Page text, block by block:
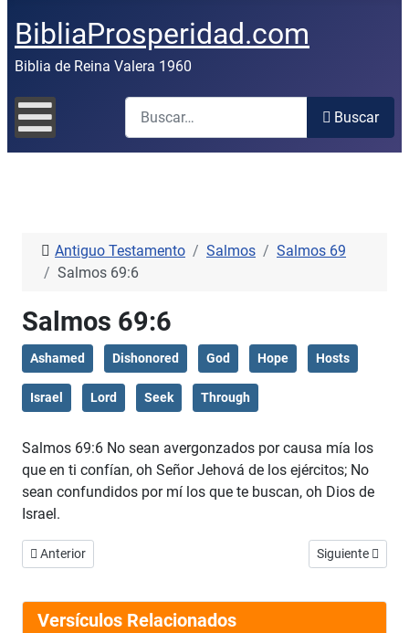
BibliaProsperidad.com
Biblia de Reina Valera 1960
Buscar
Buscar
Antiguo Testamento Salmos
Salmos 69
Salmos 69:6
Salmos 69:6
Ashamed Dishonored God Hope Hosts
Israel Lord Seek Through
Salmos 69:6 No sean avergonzados por causa mía los
que en ti confían, oh Señor Jehová de los ejércitos; No
sean confundidos por mí los que te buscan, oh Dios de
Israel.
Artículo anterior: Salmos 69:5
Anterior Artículo
Siguiente
Versículos Relacionados